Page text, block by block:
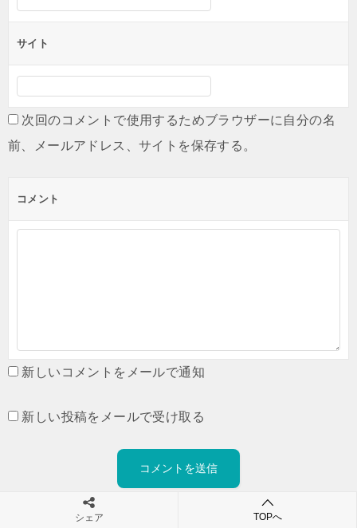
サイト
次回のコメントで使用するためブラウザーに自分の名
前、メールアドレス、サイトを保存する。
コメント
新しいコメントをメールで通知
新しい投稿をメールで受け取る
シェア TOPへ